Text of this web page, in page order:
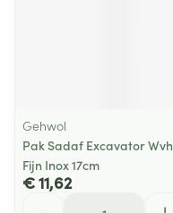
Gehwol
Pak Sadaf Excavator Wvh
Fijn Inox 17cm
€ 11,62